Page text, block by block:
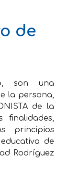
de
son una
la persona,
de la
finalidades,
principios
de
Rodríguez